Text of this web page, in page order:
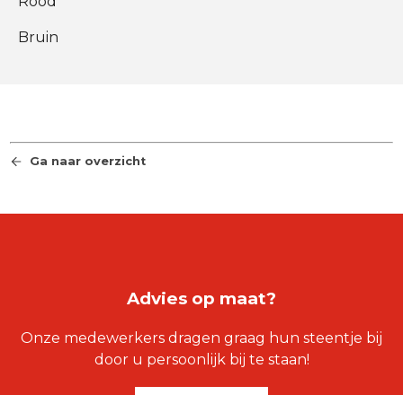
Bruin
Ga naar overzicht
Advies op maat?
Onze medewerkers dragen graag hun steentje bij
door u persoonlijk bij te staan!